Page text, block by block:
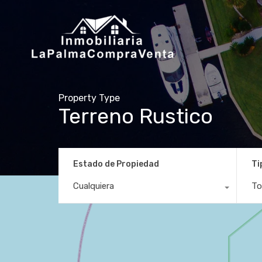
Property Type
Terreno Rustico
Estado de Propiedad
Cualquiera